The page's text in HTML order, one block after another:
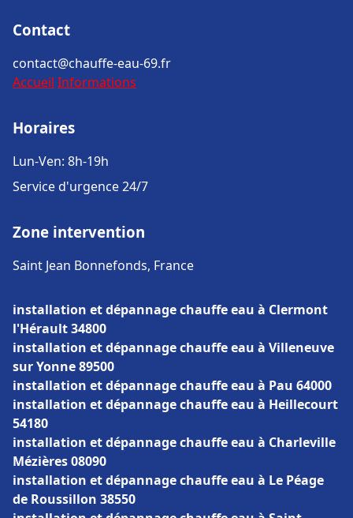
Contact
contact@chauffe-eau-69.fr
Accueil Informations
Horaires
Lun-Ven: 8h-19h
Service d'urgence 24/7
Zone intervention
Saint Jean Bonnefonds, France
installation et dépannage chauffe eau à Clermont
l'Hérault 34800
installation et dépannage chauffe eau à Villeneuve
sur Yonne 89500
installation et dépannage chauffe eau à Pau 64000
installation et dépannage chauffe eau à Heillecourt
54180
installation et dépannage chauffe eau à Charleville
Mézières 08090
installation et dépannage chauffe eau à Le Péage
de Roussillon 38550